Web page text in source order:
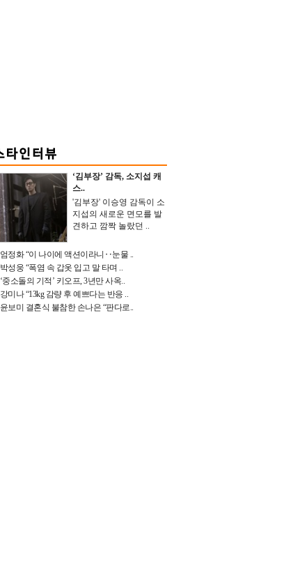
‘김부장’ 감독, 소지섭 캐
스..
'김부장' 이승영 감독이 소
지섭의 새로운 면모를 발
견하고 깜짝 놀랐던 ..
엄정화 “이 나이에 액션이라니‥눈물 ..
박성웅 “폭염 속 갑옷 입고 말 타며 ..
‘중소돌의 기적’ 키오프, 3년만 사옥..
강미나 “13kg 감량 후 예쁘다는 반응 ..
윤보미 결혼식 불참한 손나은 “판다로..